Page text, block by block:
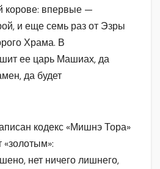
корове: впервые —
и еще семь раз от Эзры
Храма. В
ее царь Машиах, да
да будет
кодекс «Мишнэ Тора»
нет ничего лишнего,